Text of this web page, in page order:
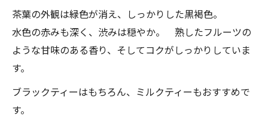
茶葉の外観は緑色が消え、しっかりした黒褐色。
水色の赤みも深く、渋みは穏やか。 熟したフルーツの
ような甘味のある香り、そしてコクがしっかりしていま
す。
ブラックティーはもちろん、ミルクティーもおすすめで
す。